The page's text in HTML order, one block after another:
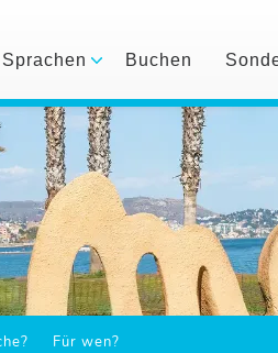
Sprachen Buchen
Für wen?